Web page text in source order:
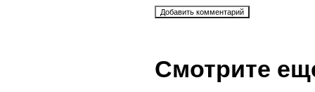
Смотрите